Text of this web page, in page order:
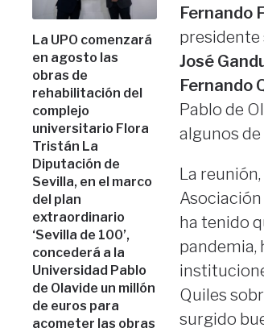
La UPO comenzará
en agosto las
obras de
rehabilitación del
complejo
universitario Flora
Tristán La
Diputación de
Sevilla, en el marco
del plan
extraordinario
‘Sevilla de 100’,
concederá a la
Universidad Pablo
de Olavide un millón
de euros para
acometer las obras
Fernando
presidente
José
Fernando
Pablo de
algunos
La
ha tenido
pandemia,
Quiles
surgido